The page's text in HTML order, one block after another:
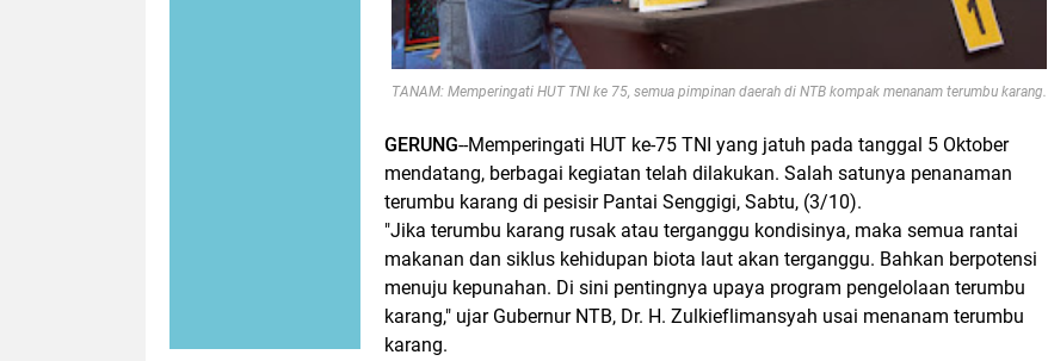
TANAM: Memperingati HUT TNI ke 75, semua pimpinan daerah di NTB kompak menanam terumbu karang.
GERUNG--Memperingati HUT ke-75 TNI yang jatuh pada tanggal 5 Oktober
mendatang, berbagai kegiatan telah dilakukan. Salah satunya penanaman
terumbu karang di pesisir Pantai Senggigi, Sabtu, (3/10).
"Jika terumbu karang rusak atau terganggu kondisinya, maka semua rantai
makanan dan siklus kehidupan biota laut akan terganggu. Bahkan berpotensi
menuju kepunahan. Di sini pentingnya upaya program pengelolaan terumbu
karang," ujar Gubernur NTB, Dr. H. Zulkieflimansyah usai menanam terumbu
karang.